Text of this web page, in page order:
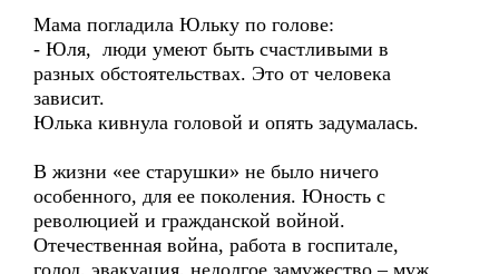
Мама погладила Юльку по голове:
- Юля, люди умеют быть счастливыми в
разных обстоятельствах. Это от человека
зависит.
Юлька кивнула головой и опять задумалась.
В жизни «ее старушки» не было ничего
особенного, для ее поколения. Юность с
революцией и гражданской войной.
Отечественная война, работа в госпитале,
голод, эвакуация, недолгое замужество – муж